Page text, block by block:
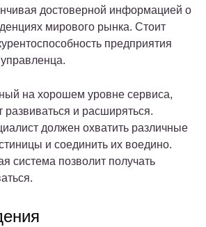
достоверной информацией о
мирового рынка. Стоит
предприятия
управленца.
на хорошем уровне сервиса,
развиваться и расширяться.
должен охватить различные
и соединить их воедино.
система позволит получать